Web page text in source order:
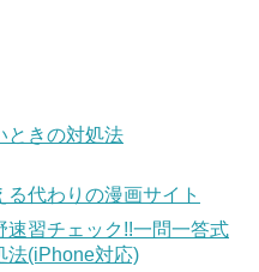
ときの対処法
代わりの漫画サイト
習チェック!!一問一答式
法(iPhone対応)